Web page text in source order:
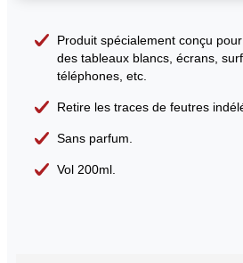
Produit spécialement conçu
des tableaux blancs, écrans,
téléphones, etc.
Retire les traces de feutres
Sans parfum.
Vol 200ml.